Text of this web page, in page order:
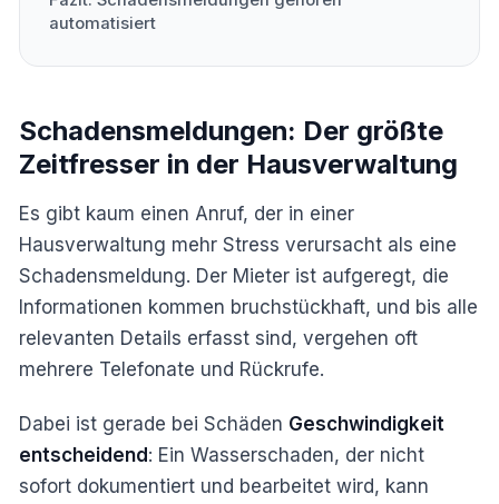
automatisiert
Schadensmeldungen: Der größte
Zeitfresser in der Hausverwaltung
Es gibt kaum einen Anruf, der in einer
Hausverwaltung mehr Stress verursacht als eine
Schadensmeldung. Der Mieter ist aufgeregt, die
Informationen kommen bruchstückhaft, und bis alle
relevanten Details erfasst sind, vergehen oft
mehrere Telefonate und Rückrufe.
Dabei ist gerade bei Schäden Geschwindigkeit
entscheidend: Ein Wasserschaden, der nicht
sofort dokumentiert und bearbeitet wird, kann